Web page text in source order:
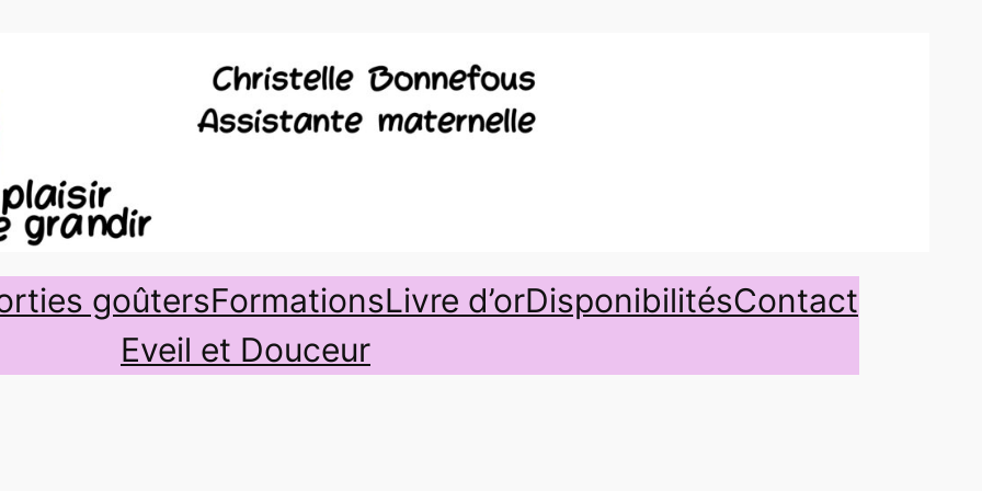
goûtersFormationsLivre d’orDisponibilitésContact
Eveil et Douceur